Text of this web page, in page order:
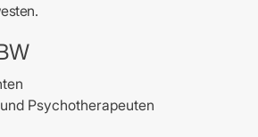
Psychotherapeuten